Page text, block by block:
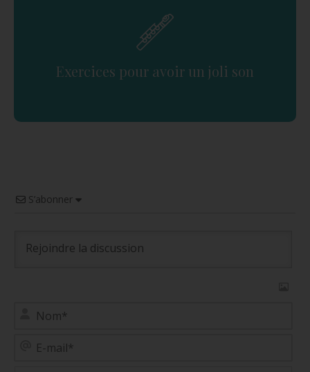
Exercices pour avoir un joli son
S’abonner